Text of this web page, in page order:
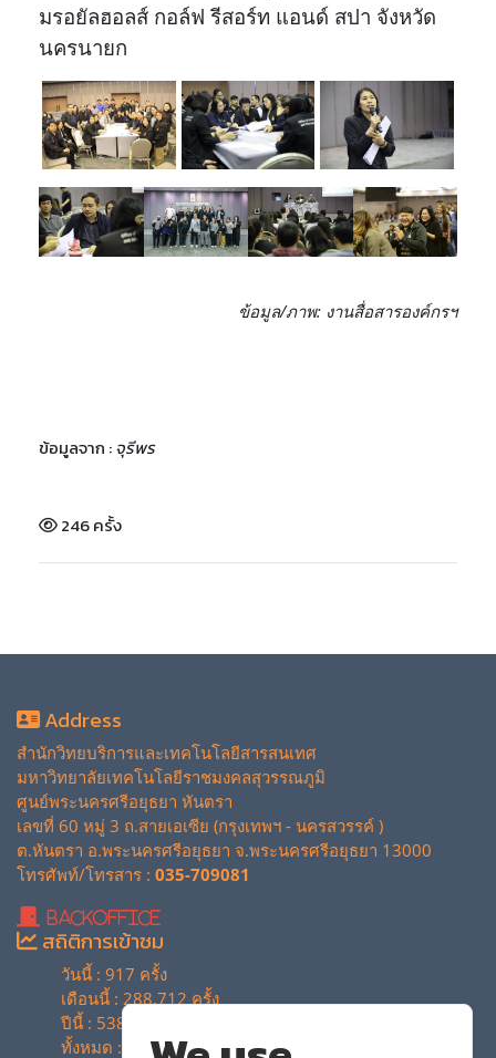
มรอยัลฮอลส์ กอล์ฟ รีสอร์ท แอนด์ สปา จังหวัด
นครนายก
ข้อมูล/ภาพ: งานสื่อสารองค์กรฯ
ข้อมูลจาก :จุรีพร
246 ครั้ง
Address
สำนักวิทยบริการและเทคโนโลยีสารสนเทศ
มหาวิทยาลัยเทคโนโลยีราชมงคลสุวรรณภูมิ
ศูนย์พระนครศรีอยุธยา หันตรา
เลขที่ 60 หมู่ 3 ถ.สายเอเซีย (กรุงเทพฯ - นครสวรรค์ )
ต.หันตรา อ.พระนครศรีอยุธยา จ.พระนครศรีอยุธยา 13000
โทรศัพท์/โทรสาร : 035-709081
BackOffice
สถิติการเข้าชม
วันนี้ : 917 ครั้ง
เดือนนี้ : 288,712 ครั้ง
ปีนี้ : 538,888 ครั้ง
ทั้งหมด : 4,129,838 ครั้ง